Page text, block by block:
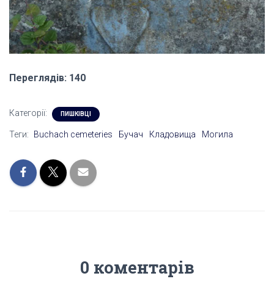
Переглядів: 140
Категорії: ПИШКІВЦІ
Теги: Buchach cemeteries Бучач Кладовища Могила
0 коментарів